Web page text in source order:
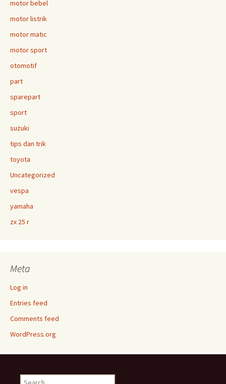
motor bebel
motor listrik
motor matic
motor sport
otomotif
part
sparepart
sport
suzuki
tips dan trik
toyota
Uncategorized
vespa
yamaha
zx 25 r
Meta
Log in
Entries feed
Comments feed
WordPress.org
Search